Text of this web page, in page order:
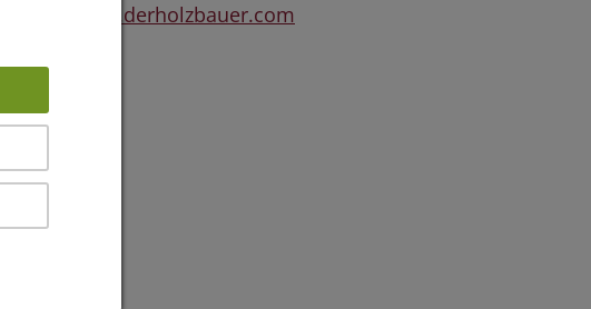
www.derholzbauer.com